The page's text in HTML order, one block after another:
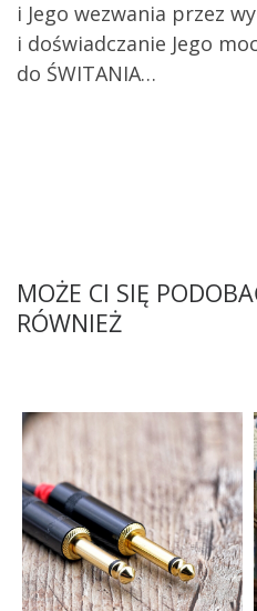
i Jego wezwania przez
i doświadczanie Jego
do ŚWITANIA…
MOŻE CI SIĘ
RÓWNIEŻ